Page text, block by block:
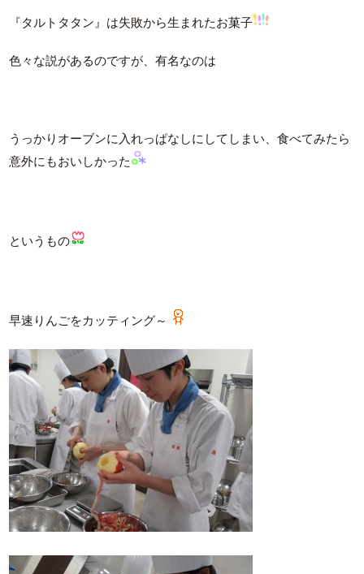
『タルトタタン』は失敗から生まれたお菓子
色々な説があるのですが、有名なのは
うっかりオーブンに入れっぱなしにしてしまい、食べてみたら
意外にもおいしかった
というもの
早速りんごをカッティング～